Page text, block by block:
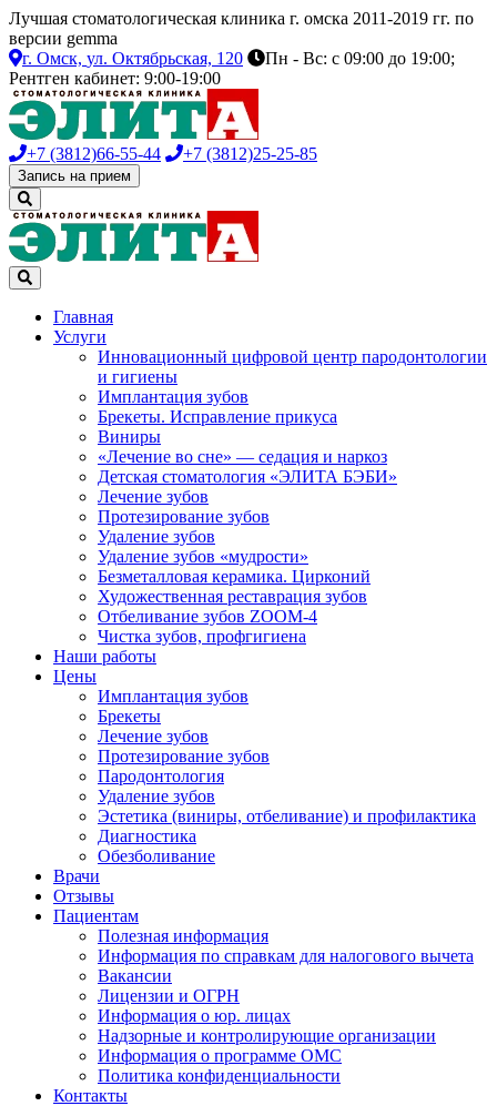
Лучшая стоматологическая клиника г. омска 2011-2019 гг. по
версии gemma
г. Омск, ул. Октябрьская, 120
Пн - Вс: с 09:00 до 19:00;
Рентген кабинет: 9:00-19:00
+7 (3812)66-55-44 +7 (3812)25-25-85
Запись на прием
Главная
Услуги
Инновационный цифровой центр пародонтологии
и гигиены
Имплантация зубов
Брекеты. Исправление прикуса
Виниры
«Лечение во сне» — седация и наркоз
Детская стоматология «ЭЛИТА БЭБИ»
Лечение зубов
Протезирование зубов
Удаление зубов
Удаление зубов «мудрости»
Безметалловая керамика. Цирконий
Художественная реставрация зубов
Отбеливание зубов ZOOM-4
Чистка зубов, профгигиена
Наши работы
Цены
Имплантация зубов
Брекеты
Лечение зубов
Протезирование зубов
Пародонтология
Удаление зубов
Эстетика (виниры, отбеливание) и профилактика
Диагностика
Обезболивание
Врачи
Отзывы
Пациентам
Полезная информация
Информация по справкам для налогового вычета
Вакансии
Лицензии и ОГРН
Информация о юр. лицах
Надзорные и контролирующие организации
Информация о программе ОМС
Политика конфиденциальности
Контакты